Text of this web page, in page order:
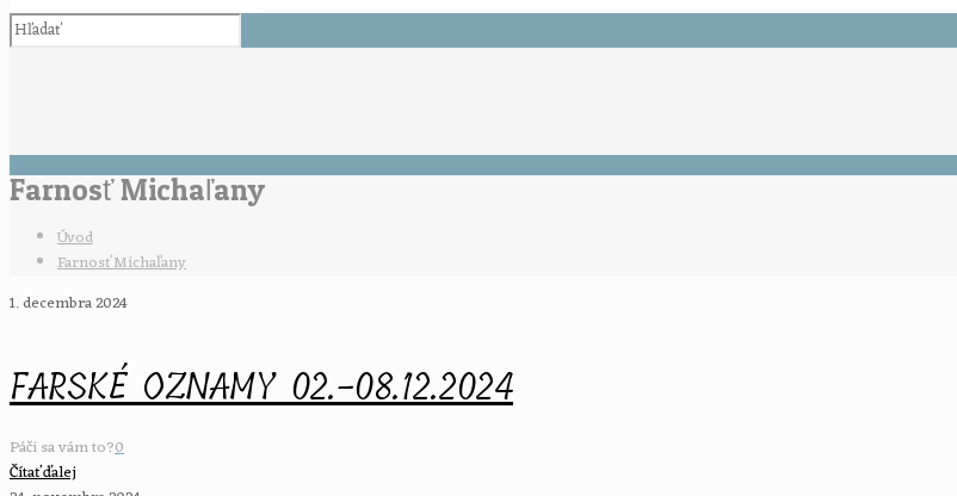
Farnosť Michaľany
Úvod
Farnosť Michaľany
1. decembra 2024
FARSKÉ OZNAMY 02.-08.12.2024
Páči sa vám to?0
Čítať ďalej